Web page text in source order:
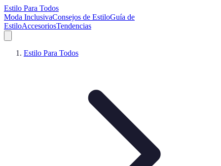
Estilo Para Todos
Moda InclusivaConsejos de EstiloGuía de
EstiloAccesoriosTendencias
Estilo Para Todos